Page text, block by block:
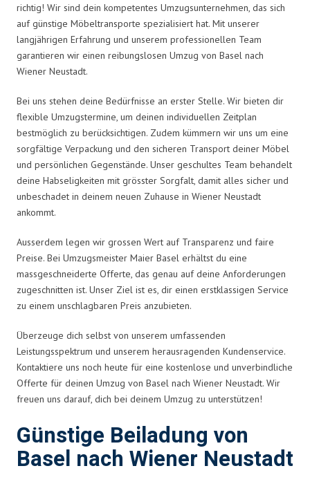
richtig! Wir sind dein kompetentes Umzugsunternehmen, das sich
auf günstige Möbeltransporte spezialisiert hat. Mit unserer
langjährigen Erfahrung und unserem professionellen Team
garantieren wir einen reibungslosen Umzug von Basel nach
Wiener Neustadt.
Bei uns stehen deine Bedürfnisse an erster Stelle. Wir bieten dir
flexible Umzugstermine, um deinen individuellen Zeitplan
bestmöglich zu berücksichtigen. Zudem kümmern wir uns um eine
sorgfältige Verpackung und den sicheren Transport deiner Möbel
und persönlichen Gegenstände. Unser geschultes Team behandelt
deine Habseligkeiten mit grösster Sorgfalt, damit alles sicher und
unbeschadet in deinem neuen Zuhause in Wiener Neustadt
ankommt.
Ausserdem legen wir grossen Wert auf Transparenz und faire
Preise. Bei Umzugsmeister Maier Basel erhältst du eine
massgeschneiderte Offerte, das genau auf deine Anforderungen
zugeschnitten ist. Unser Ziel ist es, dir einen erstklassigen Service
zu einem unschlagbaren Preis anzubieten.
Überzeuge dich selbst von unserem umfassenden
Leistungsspektrum und unserem herausragenden Kundenservice.
Kontaktiere uns noch heute für eine kostenlose und unverbindliche
Offerte für deinen Umzug von Basel nach Wiener Neustadt. Wir
freuen uns darauf, dich bei deinem Umzug zu unterstützen!
Günstige Beiladung von
Basel nach Wiener Neustadt